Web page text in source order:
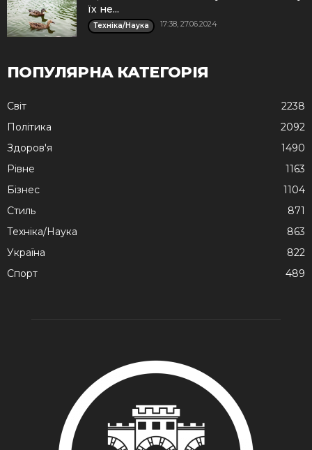
їх не...
Техніка/Наука 17:38, 27.06.2024
ПОПУЛЯРНА КАТЕГОРІЯ
Cвіт
2238
Політика
2092
Здоров'я
1490
Рівне
1163
Бізнес
1104
Стиль
871
Техніка/Наука
863
Україна
822
Спорт
489